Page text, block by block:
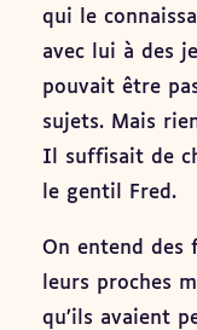
qui le
avec lui à des
pouvait être
sujets. Mais
Il suffisait de
le gentil Fred.
On entend des
leurs proches
qu’ils avaient